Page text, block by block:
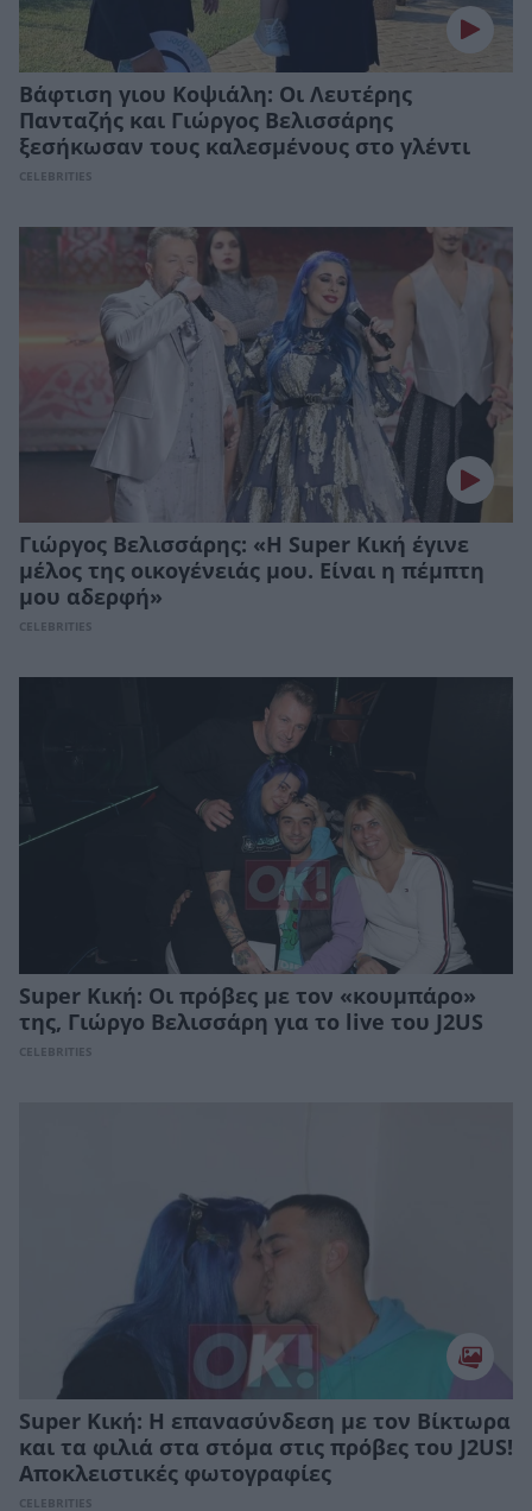
Βάφτιση γιου Κοψιάλη: Οι Λευτέρης
Πανταζής και Γιώργος Βελισσάρης
ξεσήκωσαν τους καλεσμένους στο γλέντι
CELEBRITIES
Γιώργος Βελισσάρης: «Η Super Κική έγινε
μέλος της οικογένειάς μου. Είναι η πέμπτη
μου αδερφή»
CELEBRITIES
Super Κική: Οι πρόβες με τον «κουμπάρο»
της, Γιώργο Βελισσάρη για το live του J2US
CELEBRITIES
Super Κική: Η επανασύνδεση με τον Βίκτωρα
και τα φιλιά στα στόμα στις πρόβες του J2US!
Αποκλειστικές φωτογραφίες
CELEBRITIES